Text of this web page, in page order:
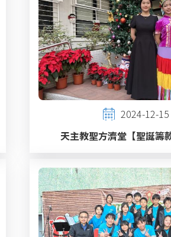
2024-12-15
天主教聖方濟堂【聖誕籌